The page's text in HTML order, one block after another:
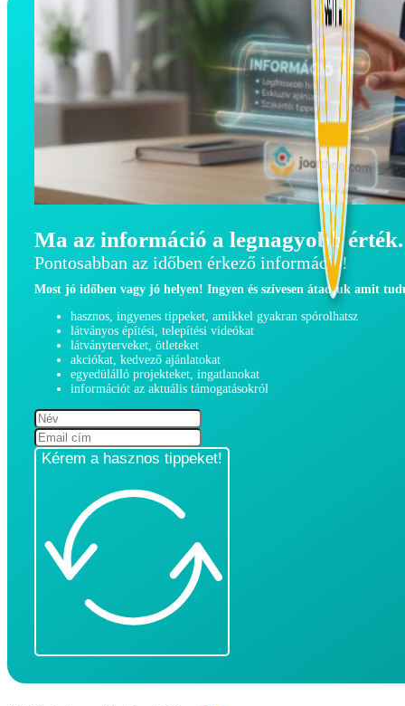
Ma az információ a legnagyobb érték.
Pontosabban az időben érkező információ!
Most jó időben vagy jó helyen! Ingyen és szívesen átadjuk amit
hasznos, ingyenes tippeket, amikkel gyakran spórolhatsz
látványos építési, telepítési videókat
látványterveket, ötleteket
akciókat, kedvező ajánlatokat
egyedülálló projekteket, ingatlanokat
információt az aktuális támogatásokról
Kérem a hasznos tippeket!